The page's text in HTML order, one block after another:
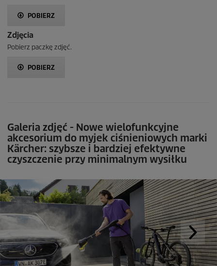
POBIERZ
Zdjęcia
Pobierz paczkę zdjęć.
POBIERZ
Galeria zdjęć - Nowe wielofunkcyjne
akcesorium do myjek ciśnieniowych marki
Kärcher: szybsze i bardziej efektywne
czyszczenie przy minimalnym wysiłku